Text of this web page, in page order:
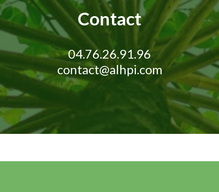
Contact
04.76.26.91.96
contact@alhpi.com